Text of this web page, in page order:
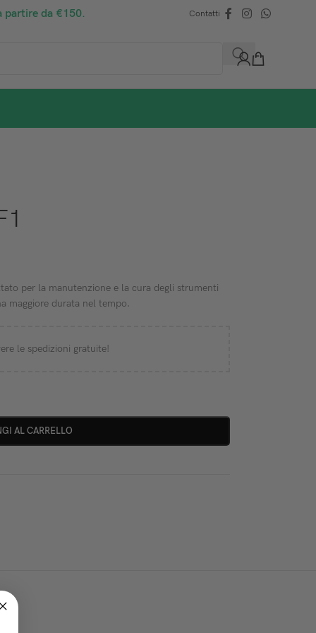
partire da €150. Contatti
per la manutenzione e la cura degli strumenti
maggiore durata nel tempo.
le spedizioni gratuite!
AL CARRELLO